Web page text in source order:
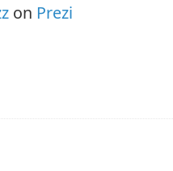
on Prezi